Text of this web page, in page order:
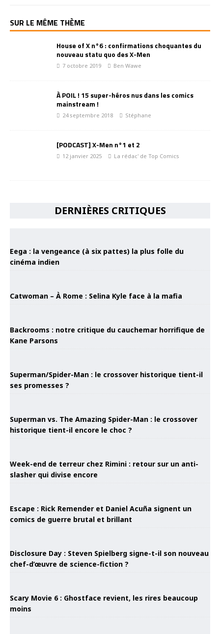
SUR LE MÊME THÈME
House of X n°6 : confirmations choquantes du
nouveau statu quo des X-Men
7 octobre 2019 Ben Wawe
À POIL ! 15 super-héros nus dans les comics
mainstream !
24 septembre 2018 Stéphane
[PODCAST] X-Men n°1 et 2
12 janvier 2025 La rédac' de Top Comics
DERNIÈRES CRITIQUES
Eega : la vengeance (à six pattes) la plus folle du
cinéma indien
Catwoman – À Rome : Selina Kyle face à la mafia
Backrooms : notre critique du cauchemar horrifique de
Kane Parsons
Superman/Spider-Man : le crossover historique tient-il
ses promesses ?
Superman vs. The Amazing Spider-Man : le crossover
historique tient-il encore le choc ?
Week-end de terreur chez Rimini : retour sur un anti-
slasher qui divise encore
Escape : Rick Remender et Daniel Acuña signent un
comics de guerre brutal et brillant
Disclosure Day : Steven Spielberg signe-t-il son nouveau
chef-d’œuvre de science-fiction ?
Scary Movie 6 : Ghostface revient, les rires beaucoup
moins